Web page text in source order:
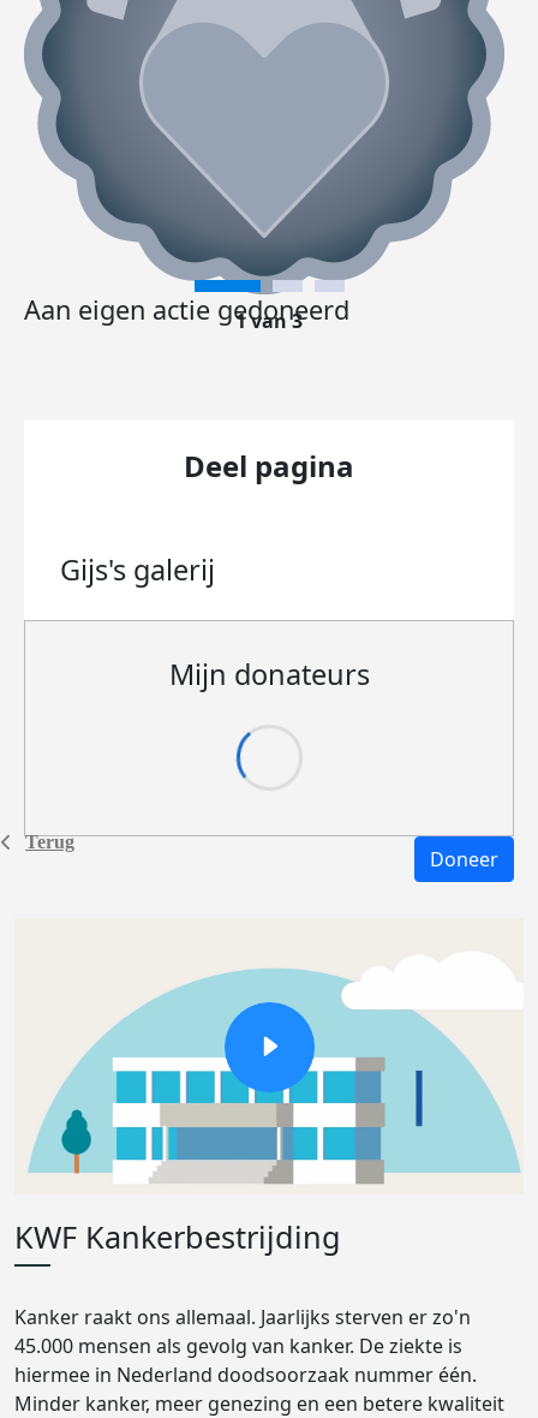
Terug
Aan eigen actie gedoneerd
1 van 3
Deel pagina
Gijs's galerij
Mijn donateurs
Doneer
KWF Kankerbestrijding
Kanker raakt ons allemaal. Jaarlijks sterven er zo'n
45.000 mensen als gevolg van kanker. De ziekte is
hiermee in Nederland doodsoorzaak nummer één.
Minder kanker, meer genezing en een betere kwaliteit